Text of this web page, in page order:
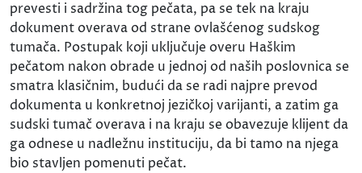
prevesti i sadržina tog pečata, pa se tek na kraju
dokument overava od strane ovlašćenog sudskog
tumača. Postupak koji uključuje overu Haškim
pečatom nakon obrade u jednoj od naših poslovnica se
smatra klasičnim, budući da se radi najpre prevod
dokumenta u konkretnoj jezičkoj varijanti, a zatim ga
sudski tumač overava i na kraju se obavezuje klijent da
ga odnese u nadležnu instituciju, da bi tamo na njega
bio stavljen pomenuti pečat.